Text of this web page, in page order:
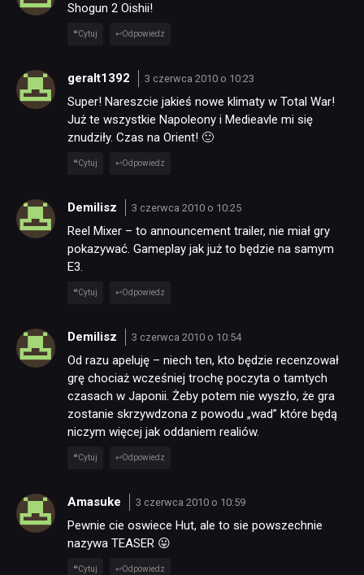
Shogun 2 Oishii!
Cytuj Odpowiedz
geralt1392 3 czerwca 2010 o 10:23
Super! Nareszcie jakieś nowe klimaty w Total War!
Już te wszystkie Napoleony i Medieavle mi się
znudziły. Czas na Orient! 🙂
Cytuj Odpowiedz
Demilisz 3 czerwca 2010 o 10:25
Reel Mixer – to announcement trailer, nie miał gry
pokazywać. Gameplay jak już to będzie na samym
E3.
Cytuj Odpowiedz
Demilisz 3 czerwca 2010 o 10:54
Od razu apeluję – niech ten, kto będzie recenzował
grę chociaż wcześniej trochę poczyta o tamtych
czasach w Japonii. Żeby potem nie wyszło, że gra
zostanie skrzywdzona z powodu „wad” które będą
niczym więcej jak oddaniem realiów.
Cytuj Odpowiedz
Amasuke 3 czerwca 2010 o 10:59
Pewnie cie oswiece Hut, ale to sie powszechnie
nazywa TEASER 😛
Cytuj Odpowiedz